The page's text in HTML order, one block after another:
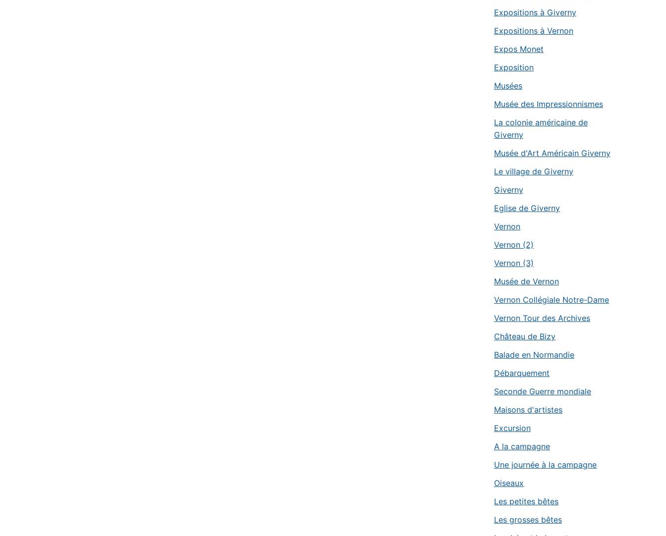
Expositions à Giverny
Expositions à Vernon
Expos Monet
Exposition
Musées
Musée des Impressionnismes
La colonie américaine de
Giverny
Musée d'Art Américain Giverny
Le village de Giverny
Giverny
Eglise de Giverny
Vernon
Vernon (2)
Vernon (3)
Musée de Vernon
Vernon Collégiale Notre-Dame
Vernon Tour des Archives
Château de Bizy
Balade en Normandie
Débarquement
Seconde Guerre mondiale
Maisons d'artistes
Excursion
A la campagne
Une journée à la campagne
Oiseaux
Les petites bêtes
Les grosses bêtes